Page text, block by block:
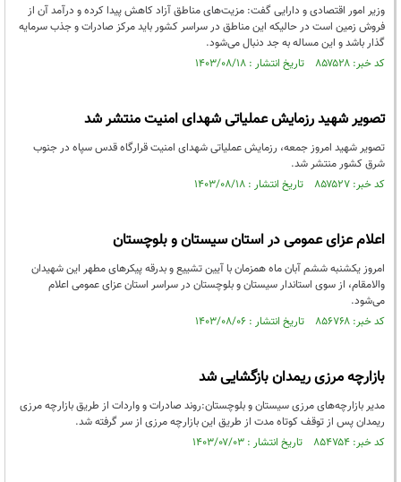
وزیر امور اقتصادی و دارایی گفت: مزیت‌های مناطق آزاد کاهش پیدا کرده و درآمد آن از
فروش زمین است در حالیکه این مناطق در سراسر کشور باید مرکز صادرات و جذب سرمایه
گذار باشد و این مساله به جد دنبال می‌شود.
کد خبر: ۸۵۷۵۲۸ تاریخ انتشار : ۱۴۰۳/۰۸/۱۸
تصویر شهید رزمایش عملیاتی شهدای امنیت منتشر شد
تصویر شهید امروز جمعه، رزمایش عملیاتی شهدای امنیت قرارگاه قدس سپاه در جنوب
شرق کشور منتشر شد.
کد خبر: ۸۵۷۵۲۷ تاریخ انتشار : ۱۴۰۳/۰۸/۱۸
اعلام عزای عمومی در استان سیستان و بلوچستان
امروز یکشنبه ششم آبان ماه همزمان با آیین تشییع و بدرقه پیکرهای مطهر این شهیدان
والامقام، از سوی استاندار سیستان و بلوچستان در سراسر استان عزای عمومی اعلام
می‌شود.
کد خبر: ۸۵۶۷۶۸ تاریخ انتشار : ۱۴۰۳/۰۸/۰۶
بازارچه مرزی ریمدان بازگشایی شد
مدیر بازارچه‌های مرزی سیستان و بلوچستان:روند صادرات و واردات از طریق بازارچه مرزی
ریمدان پس از توقف کوتاه مدت از طریق این بازارچه مرزی از سر گرفته شد.
کد خبر: ۸۵۴۷۵۴ تاریخ انتشار : ۱۴۰۳/۰۷/۰۳